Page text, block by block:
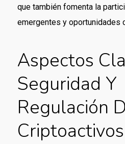
que también fomenta la
emergentes y oportunidades
Aspectos
Seguridad Y
Regulación
Criptoactivos